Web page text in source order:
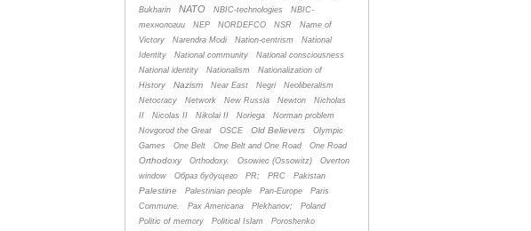
Bukharin
NATO NBIC-technologies
NBIC-
технологии
NEP NORDEFCO NSR
Name of
Victory
Narendra Modi Nation-centrism
National
Identity
National community
National consciousness
National identity
Nationalism
Nationalization of
History
Nazism Near East Negri
Neoliberalism
Netocracy
Network New Russia Newton
Nicholas
II
Nicolas II Nikolai II Noriega
Norman problem
Novgorod the Great
OSCE Old Believers
Olympic
Games
One Belt One Belt and One Road One Road
Orthodoxy Orthodoxy. Osowiec (Ossowitz)
Overton
window
Oбраз будущего PR; PRC Pakistan
Palestine Palestinian people Pan-Europe
Paris
Commune.
Pax Americana Plekhanov;
Poland
Politic of memory
Political Islam
Poroshenko